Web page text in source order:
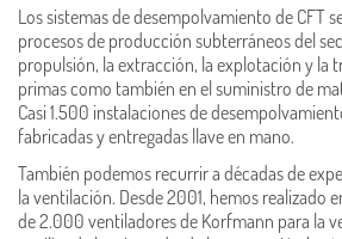
Los sistemas de desempolvamiento de CFT
procesos de producción subterráneos del
propulsión, la extracción, la explotación y la
primas como también en el suministro de
Casi 1.500 instalaciones de
fabricadas y entregadas llave en mano.
También podemos recurrir a décadas de
la ventilación. Desde 2001, hemos realizado
de 2.000 ventiladores de Korfmann para la